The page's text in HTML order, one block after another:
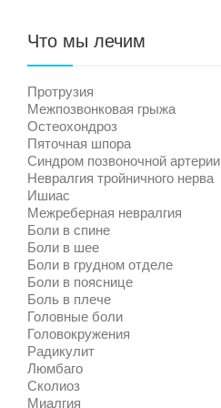
Что мы лечим
Протрузия
Межпозвонковая грыжа
Остеохондроз
Пяточная шпора
Синдром позвоночной артерии
Невралгия тройничного нерва
Ишиас
Межреберная невралгия
Боли в спине
Боли в шее
Боли в грудном отделе
Боли в пояснице
Боль в плече
Головные боли
Головокружения
Радикулит
Люмбаго
Сколиоз
Миалгия